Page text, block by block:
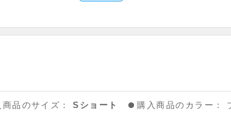
品のサイズ： Sショート 購入商品のカラー：